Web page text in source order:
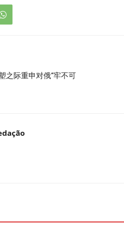
之际重申对俄“牢不可